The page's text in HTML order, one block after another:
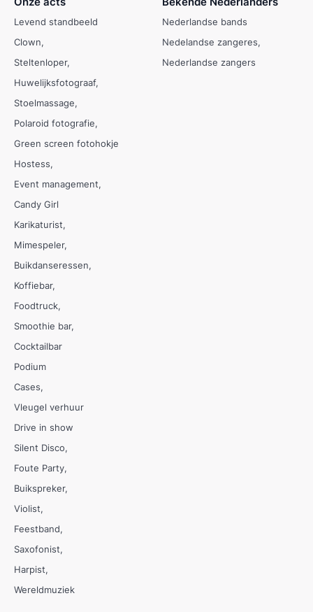
Levend standbeeld
Clown
Steltenloper
Huwelijksfotograaf
Stoelmassage
Polaroid fotografie
Green screen fotohokje
Hostess
Event management
Candy Girl
Karikaturist
Mimespeler
Buikdanseressen
Koffiebar
Foodtruck
Smoothie bar
Cocktailbar
Podium
Cases
Vleugel verhuur
Drive in show
Silent Disco
Foute Party
Buikspreker
Violist
Feestband
Saxofonist
Harpist
Wereldmuziek
Nederlandse bands
Nedelandse zangeres
Nederlandse zangers